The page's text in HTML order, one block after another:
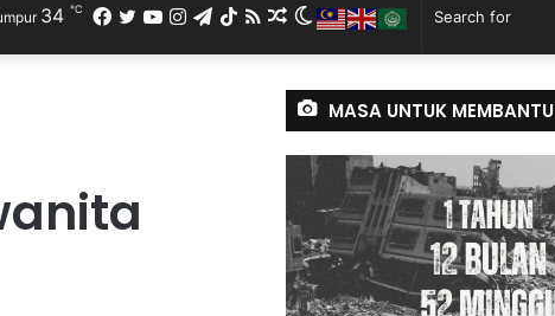
Switch
skin
Random
Article
RSS
TikTok
Telegram
Instagram
YouTube
Twitter
Facebook
34 ℃
MASA UNTUK MEMBANTU